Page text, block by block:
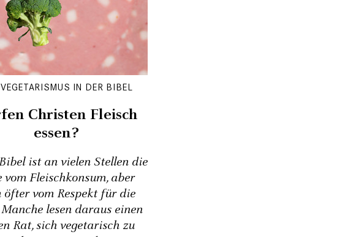
VEGETARISMUS IN DER BIBEL
Christen Fleisch
essen?
ist an vielen Stellen die
vom Fleischkonsum, aber
öfter vom Respekt für die
lesen daraus einen
Rat, sich vegetarisch zu